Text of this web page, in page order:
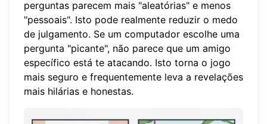
perguntas parecem mais "aleatórias" e menos
"pessoais". Isto pode realmente reduzir o medo
de julgamento. Se um computador escolhe uma
pergunta "picante", não parece que um amigo
específico está te atacando. Isto torna o jogo
mais seguro e frequentemente leva a revelações
mais hilárias e honestas.